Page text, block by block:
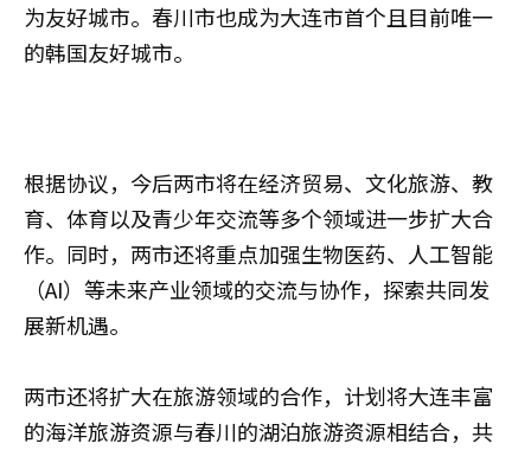
为友好城市。春川市也成为大连市首个且目前唯一
的韩国友好城市。
根据协议，今后两市将在经济贸易、文化旅游、教
育、体育以及青少年交流等多个领域进一步扩大合
作。同时，两市还将重点加强生物医药、人工智能
（AI）等未来产业领域的交流与协作，探索共同发
展新机遇。
两市还将扩大在旅游领域的合作，计划将大连丰富
的海洋旅游资源与春川的湖泊旅游资源相结合，共